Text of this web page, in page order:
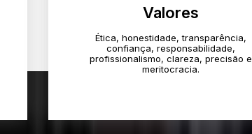
Valores
Ética, honestidade, transparência,
confiança, responsabilidade,
profissionalismo, clareza, precisão e
meritocracia.​